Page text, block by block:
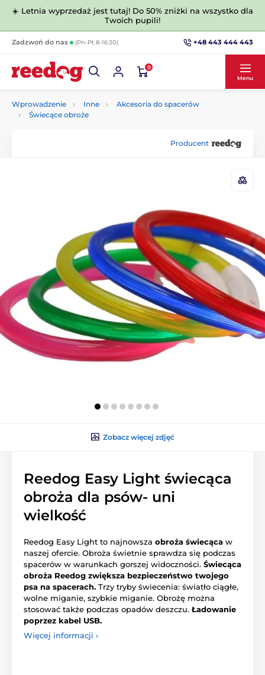
☀️ Letnia wyprzedaż jest tutaj! Do 50% zniżki na wszystko dla
Twoich pupili!
Zadzwoń do nas (Pn-Pt 8-16:30) +48 443 444 443
0
Menu
Wprowadzenie Inne
Akcesoria do spacerów
Świecące obroże
Producent
Zobacz więcej zdjęć
Reedog Easy Light świecąca
obroża dla psów- uni
wielkość
Reedog Easy Light to najnowsza obroża świecąca w
naszej ofercie. Obroża świetnie sprawdza się podczas
spacerów w warunkach gorszej widoczności. Świecąca
obroża Reedog zwiększa bezpieczeństwo twojego
psa na spacerach. Trzy tryby świecenia: światło ciągłe,
wolne miganie, szybkie miganie. Obrożę można
stosować także podczas opadów deszczu. Ładowanie
poprzez kabel USB.
Więcej informacji ›